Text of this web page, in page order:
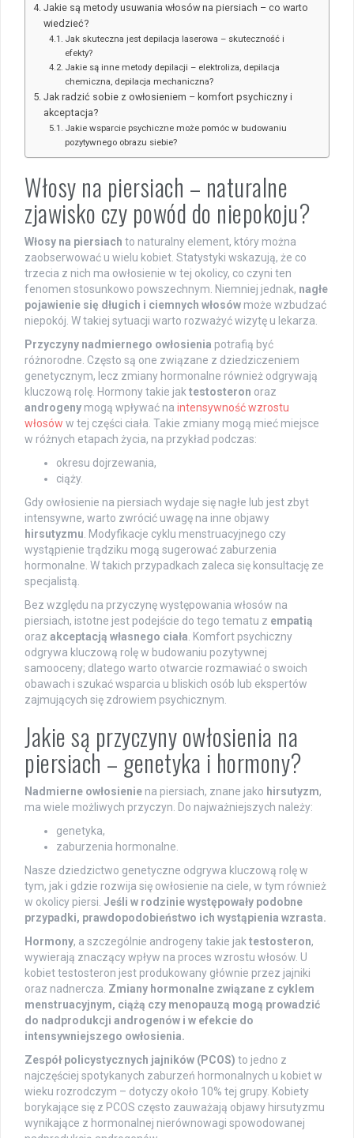
Jakie są metody usuwania włosów na piersiach – co warto
wiedzieć?
Jak skuteczna jest depilacja laserowa – skuteczność i
efekty?
Jakie są inne metody depilacji – elektroliza, depilacja
chemiczna, depilacja mechaniczna?
Jak radzić sobie z owłosieniem – komfort psychiczny i
akceptacja?
Jakie wsparcie psychiczne może pomóc w budowaniu
pozytywnego obrazu siebie?
Włosy na piersiach – naturalne
zjawisko czy powód do niepokoju?
Włosy na piersiach to naturalny element, który można
zaobserwować u wielu kobiet. Statystyki wskazują, że co
trzecia z nich ma owłosienie w tej okolicy, co czyni ten
fenomen stosunkowo powszechnym. Niemniej jednak, nagłe
pojawienie się długich i ciemnych włosów może wzbudzać
niepokój. W takiej sytuacji warto rozważyć wizytę u lekarza.
Przyczyny nadmiernego owłosienia potrafią być
różnorodne. Często są one związane z dziedziczeniem
genetycznym, lecz zmiany hormonalne również odgrywają
kluczową rolę. Hormony takie jak testosteron oraz
androgeny mogą wpływać na intensywność wzrostu
włosów w tej części ciała. Takie zmiany mogą mieć miejsce
w różnych etapach życia, na przykład podczas:
okresu dojrzewania,
ciąży.
Gdy owłosienie na piersiach wydaje się nagłe lub jest zbyt
intensywne, warto zwrócić uwagę na inne objawy
hirsutyzmu . Modyfikacje cyklu menstruacyjnego czy
wystąpienie trądziku mogą sugerować zaburzenia
hormonalne. W takich przypadkach zaleca się konsultację ze
specjalistą.
Bez względu na przyczynę występowania włosów na
piersiach, istotne jest podejście do tego tematu z empatią
oraz akceptacją własnego ciała . Komfort psychiczny
odgrywa kluczową rolę w budowaniu pozytywnej
samooceny; dlatego warto otwarcie rozmawiać o swoich
obawach i szukać wsparcia u bliskich osób lub ekspertów
zajmujących się zdrowiem psychicznym.
Jakie są przyczyny owłosienia na
piersiach – genetyka i hormony?
Nadmierne owłosienie na piersiach, znane jako hirsutyzm,
ma wiele możliwych przyczyn. Do najważniejszych należy:
genetyka,
zaburzenia hormonalne.
Nasze dziedzictwo genetyczne odgrywa kluczową rolę w
tym, jak i gdzie rozwija się owłosienie na ciele, w tym również
w okolicy piersi. Jeśli w rodzinie występowały podobne
przypadki, prawdopodobieństwo ich wystąpienia wzrasta.
Hormony, a szczególnie androgeny takie jak testosteron,
wywierają znaczący wpływ na proces wzrostu włosów. U
kobiet testosteron jest produkowany głównie przez jajniki
oraz nadnercza. Zmiany hormonalne związane z cyklem
menstruacyjnym, ciążą czy menopauzą mogą prowadzić
do nadprodukcji androgenów i w efekcie do
intensywniejszego owłosienia.
Zespół policystycznych jajników (PCOS) to jedno z
najczęściej spotykanych zaburzeń hormonalnych u kobiet w
wieku rozrodczym – dotyczy około 10% tej grupy. Kobiety
borykające się z PCOS często zauważają objawy hirsutyzmu
wynikające z hormonalnej nierównowagi spowodowanej